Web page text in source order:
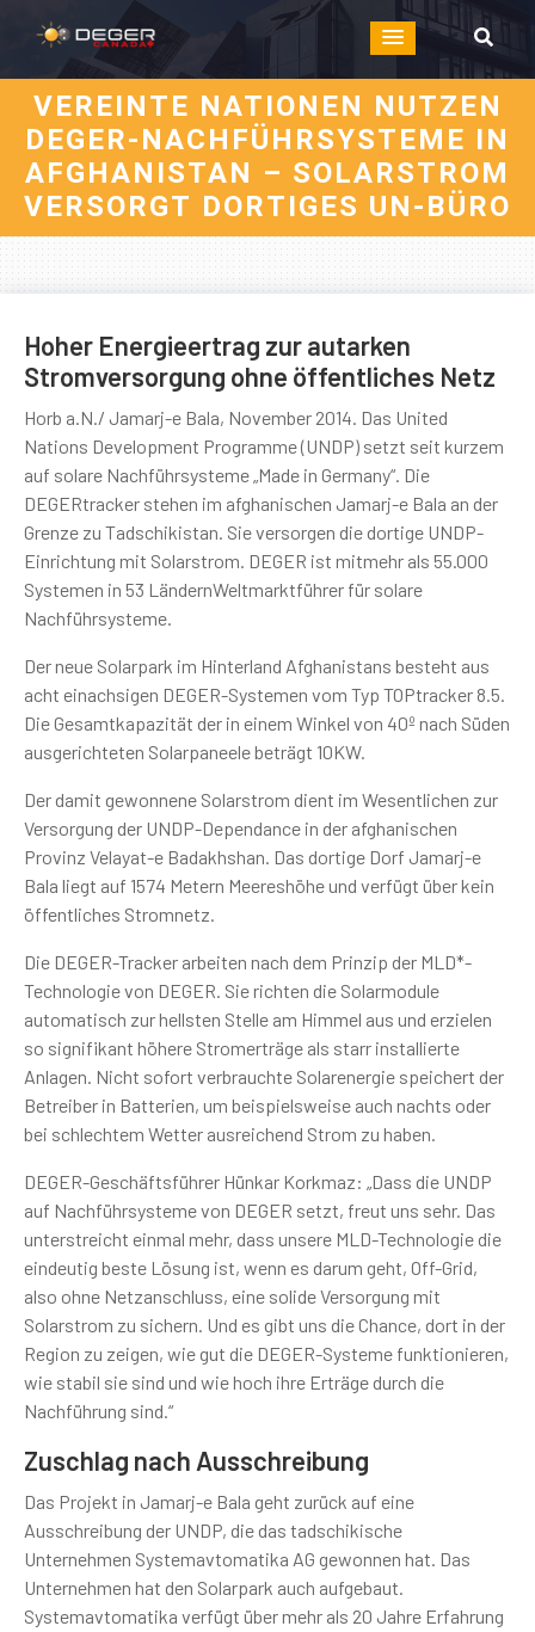
VEREINTE NATIONEN NUTZEN
DEGER-NACHFÜHRSYSTEME IN
AFGHANISTAN – SOLARSTROM
VERSORGT DORTIGES UN-BÜRO
Hoher Energieertrag zur autarken
Stromversorgung ohne öffentliches Netz
Horb a.N./ Jamarj-e Bala, November 2014. Das United
Nations Development Programme (UNDP) setzt seit kurzem
auf solare Nachführsysteme „Made in Germany“. Die
DEGERtracker stehen im afghanischen Jamarj-e Bala an der
Grenze zu Tadschikistan. Sie versorgen die dortige UNDP-
Einrichtung mit Solarstrom. DEGER ist mitmehr als 55.000
Systemen in 53 LändernWeltmarktführer für solare
Nachführsysteme.
Der neue Solarpark im Hinterland Afghanistans besteht aus
acht einachsigen DEGER-Systemen vom Typ TOPtracker 8.5.
Die Gesamtkapazität der in einem Winkel von 40º nach Süden
ausgerichteten Solarpaneele beträgt 10KW.
Der damit gewonnene Solarstrom dient im Wesentlichen zur
Versorgung der UNDP-Dependance in der afghanischen
Provinz Velayat-e Badakhshan. Das dortige Dorf Jamarj-e
Bala liegt auf 1574 Metern Meereshöhe und verfügt über kein
öffentliches Stromnetz.
Die DEGER-Tracker arbeiten nach dem Prinzip der MLD*-
Technologie von DEGER. Sie richten die Solarmodule
automatisch zur hellsten Stelle am Himmel aus und erzielen
so signifikant höhere Stromerträge als starr installierte
Anlagen. Nicht sofort verbrauchte Solarenergie speichert der
Betreiber in Batterien, um beispielsweise auch nachts oder
bei schlechtem Wetter ausreichend Strom zu haben.
DEGER-Geschäftsführer Hünkar Korkmaz: „Dass die UNDP
auf Nachführsysteme von DEGER setzt, freut uns sehr. Das
unterstreicht einmal mehr, dass unsere MLD-Technologie die
eindeutig beste Lösung ist, wenn es darum geht, Off-Grid,
also ohne Netzanschluss, eine solide Versorgung mit
Solarstrom zu sichern. Und es gibt uns die Chance, dort in der
Region zu zeigen, wie gut die DEGER-Systeme funktionieren,
wie stabil sie sind und wie hoch ihre Erträge durch die
Nachführung sind.“
Zuschlag nach Ausschreibung
Das Projekt in Jamarj-e Bala geht zurück auf eine
Ausschreibung der UNDP, die das tadschikische
Unternehmen Systemavtomatika AG gewonnen hat. Das
Unternehmen hat den Solarpark auch aufgebaut.
Systemavtomatika verfügt über mehr als 20 Jahre Erfahrung